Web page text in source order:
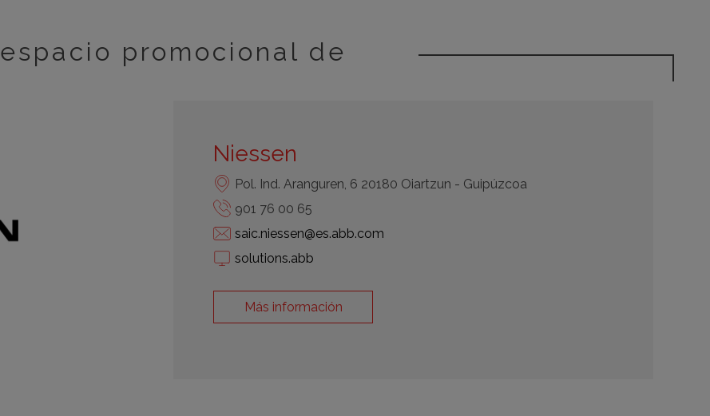
espacio promocional de
Niessen
Pol. Ind. Aranguren, 6 20180 Oiartzun - Guipúzcoa
901 76 00 65
saic.niessen@es.abb.com
solutions.abb
Más información